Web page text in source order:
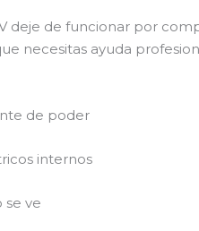
deje de funcionar por
necesitas ayuda
de poder
internos
se ve